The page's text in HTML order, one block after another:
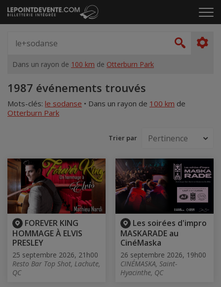
Passer
au
le
artiste,
Dans un rayon de 100 km de Otterburn Park
Accueil
1987 événements trouvés
Mots-clés: le sodanse • Dans un rayon de 100 km de
Otterburn Park
Trier par
FOREVER KING
HOMMAGE À ELVIS
PRESLEY
25 septembre 2026, 21h00
Resto Bar Top Shot, Lachute,
QC
Les soirées d'impro
MASKARADE au
CinéMaska
26 septembre 2026, 19h00
CINÉMASKA, Saint-
Hyacinthe, QC